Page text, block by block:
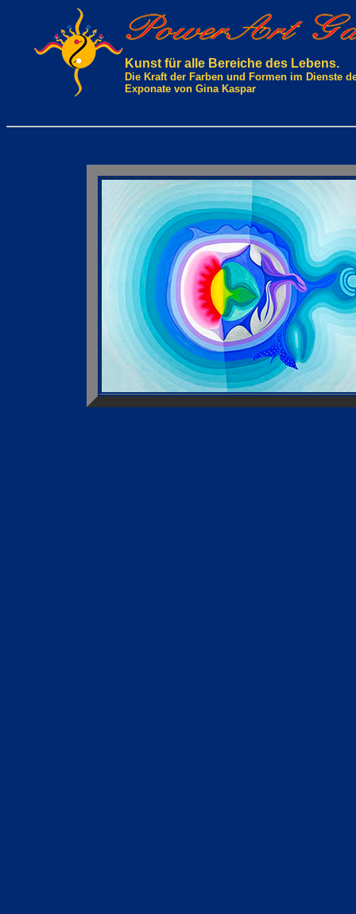
Kunst für alle Bereiche des Lebens.
Die Kraft der Farben und Formen im Dienste
Exponate von Gina Kaspar